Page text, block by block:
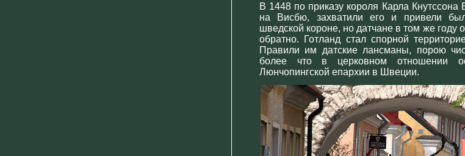
В 1448 по приказу короля Карла
на Висбю, захватили его и привели
шведской короне, но датчане в том же году
обратно. Готланд стал спорной
Правили им датские лансманы, порою
более что в церковном отношении
Люнчопингской епархии в Швеции.